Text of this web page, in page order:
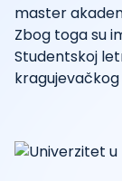
master
Zbog toga su
Studentskoj